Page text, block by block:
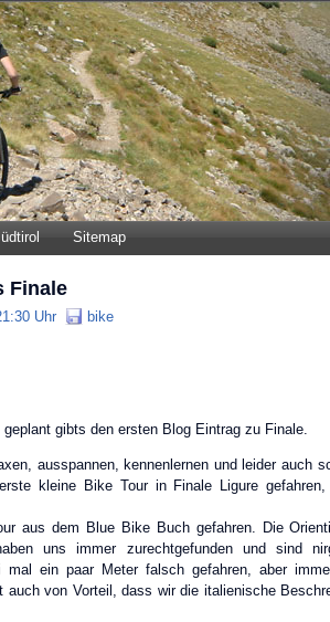
Sitemap
Finale
Uhr bike
geplant gibts den ersten Blog Eintrag zu Finale.
ausspannen, kennenlernen und leider auch
kleine Bike Tour in Finale Ligure
aus dem Blue Bike Buch gefahren. Die
uns immer zurechtgefunden und sind
mal ein paar Meter falsch gefahren, aber
auch von Vorteil, dass wir die italienische